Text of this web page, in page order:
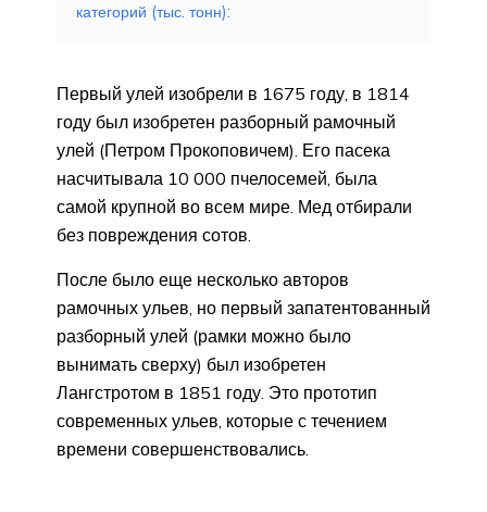
категорий (тыс. тонн):
Первый улей изобрели в 1675 году, в 1814
году был изобретен разборный рамочный
улей (Петром Прокоповичем). Его пасека
насчитывала 10 000 пчелосемей, была
самой крупной во всем мире. Мед отбирали
без повреждения сотов.
После было еще несколько авторов
рамочных ульев, но первый запатентованный
разборный улей (рамки можно было
вынимать сверху) был изобретен
Лангстротом в 1851 году. Это прототип
современных ульев, которые с течением
времени совершенствовались.